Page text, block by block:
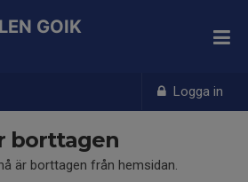
Logga in
GOIK
borttagen
är borttagen från hemsidan.